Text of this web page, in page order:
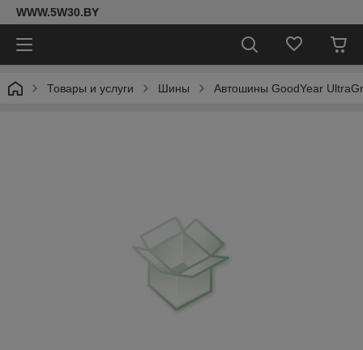
WWW.5W30.BY
Товары и услуги Шины Автошины GoodYear